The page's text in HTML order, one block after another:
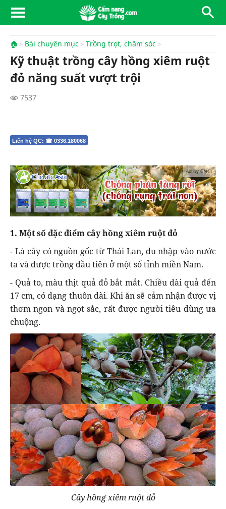
🏠 Bài chuyên mục Trồng trọt, chăm sóc
Kỹ thuật trồng cây hồng xiêm ruột
đỏ năng suất vượt trội
7537
Liên hệ QC: ☎ 0336.180068
Ad by CNCT
1. Một số đặc điểm cây hồng xiêm ruột đỏ
- Là cây có nguồn gốc từ Thái Lan, du nhập vào nước
ta và được trồng đầu tiên ở một số tỉnh miền Nam.
- Quả to, màu thịt quả đỏ bắt mắt. Chiều dài quả đến
17 cm, có dạng thuôn dài. Khi ăn sẽ cảm nhận được vị
thơm ngon và ngọt sắc, rất được người tiêu dùng ưa
chuộng.
Cây hồng xiêm ruột đỏ